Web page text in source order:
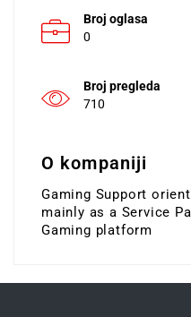
Broj oglasa
0
Broj pregleda
710
O kompaniji
Gaming Support
mainly as a Service
Gaming platform